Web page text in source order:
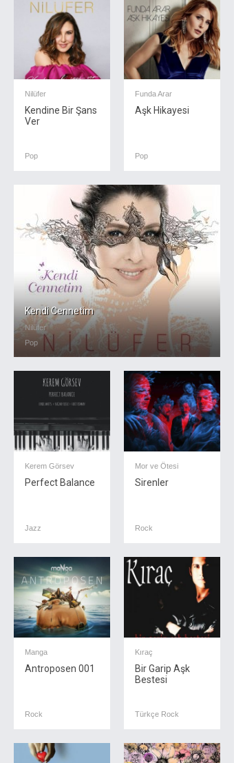
Nilüfer
Kendine Bir Şans
Ver
Pop
Funda Arar
Aşk Hikayesi
Pop
Kendi Cennetim
Nilüfer
Pop
Kerem Görsev
Perfect Balance
Jazz
Mor ve Ötesi
Sirenler
Rock
Manga
Antroposen 001
Rock
Kıraç
Bir Garip Aşk
Bestesi
Türkçe Rock